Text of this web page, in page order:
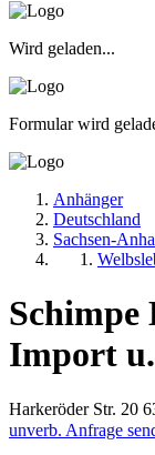
Wird geladen...
Formular wird
Anhänger
Deutschland
Sachsen-
Schimpe
Import
Harkeröder Str. 20
unverb. Anfrage